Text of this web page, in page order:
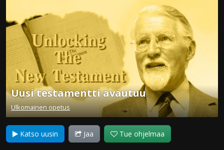
Uusi testamentti avautuu
Ulkomainen opetus
Katso uusin Jaa Tue ohjelmaa